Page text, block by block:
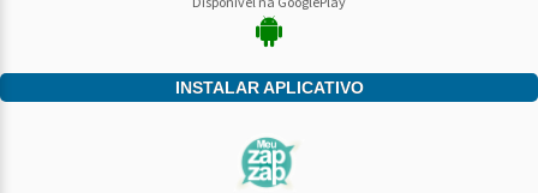
INSTALAR APLICATIVO